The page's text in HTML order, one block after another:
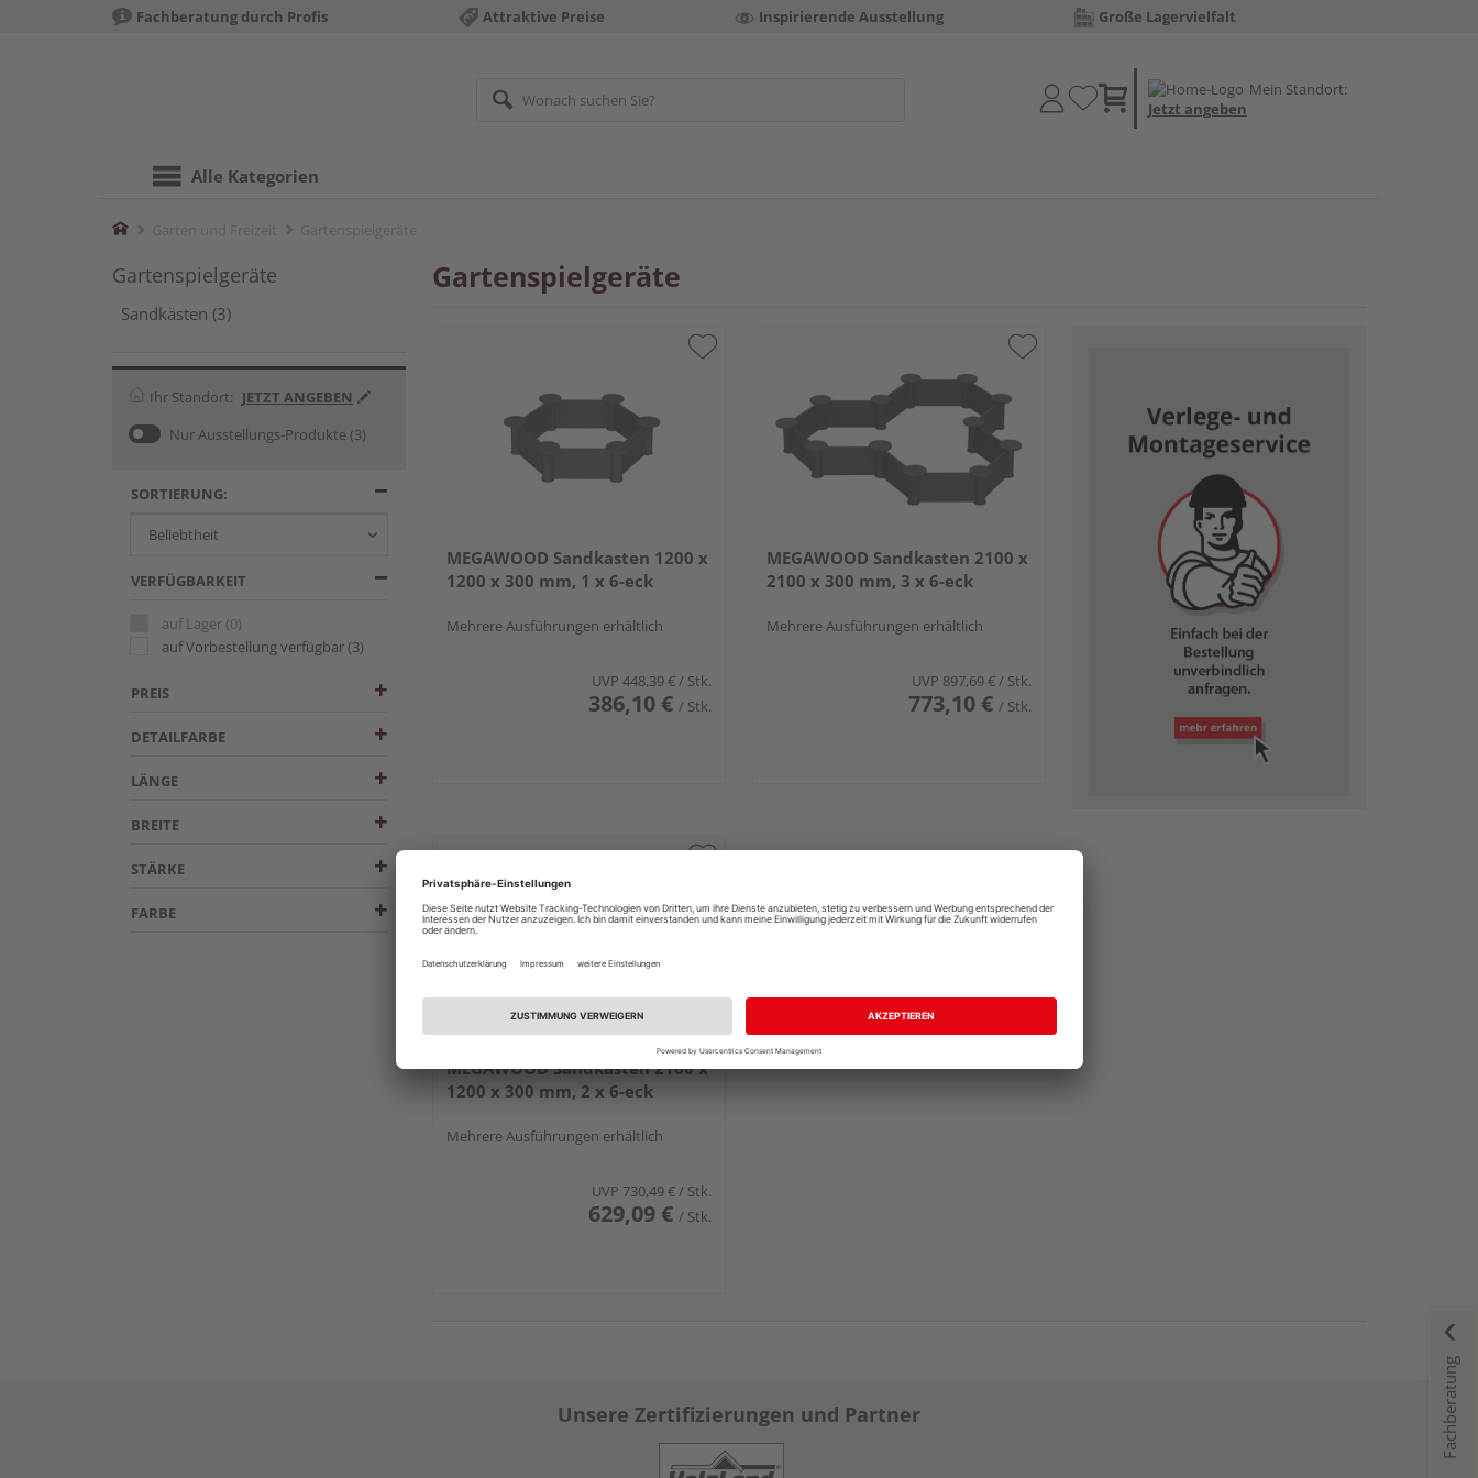
Fachberatung durch Profis Attraktive Preise Inspirierende Ausstellung Große Lagervielfalt
Mein Standort:
Jetzt angeben
Alle Kategorien
Home
Gartenspielgeräte
Sandkästen (3)
Ihr Standort: JETZT ANGEBEN
Nur Ausstellungs-Produkte (3)
SORTIERUNG:
VERFÜGBARKEIT
auf Lager (0)
auf Vorbestellung verfügbar(3)
PREIS
DETAILFARBE
LÄNGE
BREITE
STÄRKE
FARBE
Gartenspielgeräte
MEGAWOOD Sandkasten 1200 x
1200 x 300 mm, 1 x 6-eck
Mehrere Ausführungen erhältlich
UVP 448,39 €/ Stk.
386,10 € / Stk.
MEGAWOOD Sandkasten 2100 x
2100 x 300 mm, 3 x 6-eck
Mehrere Ausführungen erhältlich
UVP 897,69 €/ Stk.
773,10 € / Stk.
MEGAWOOD Sandkasten 2100 x
1200 x 300 mm, 2 x 6-eck
Mehrere Ausführungen erhältlich
UVP 730,49 €/ Stk.
629,09 € / Stk.
Fachberatung
Unsere Zertifizierungen und Partner